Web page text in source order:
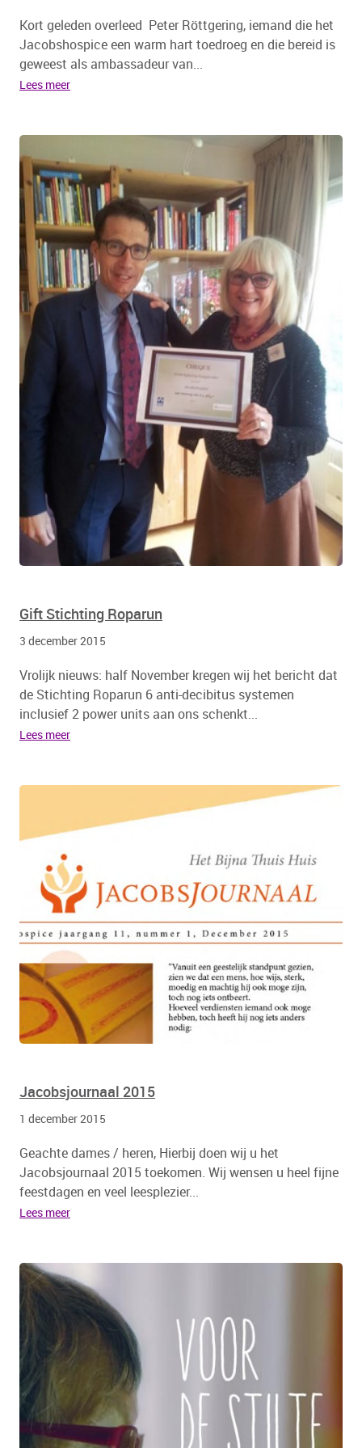
Kort geleden overleed Peter Röttgering, iemand die het
Jacobshospice een warm hart toedroeg en die bereid is
geweest als ambassadeur van...
Lees meer
Gift Stichting Roparun
3 december 2015
Vrolijk nieuws: half November kregen wij het bericht dat
de Stichting Roparun 6 anti-decibitus systemen
inclusief 2 power units aan ons schenkt...
Lees meer
Jacobsjournaal 2015
1 december 2015
Geachte dames / heren, Hierbij doen wij u het
Jacobsjournaal 2015 toekomen. Wij wensen u heel fijne
feestdagen en veel leesplezier...
Lees meer